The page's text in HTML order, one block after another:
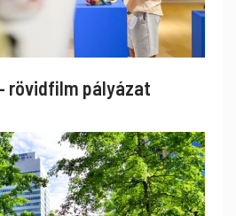
rövidfilm pályázat